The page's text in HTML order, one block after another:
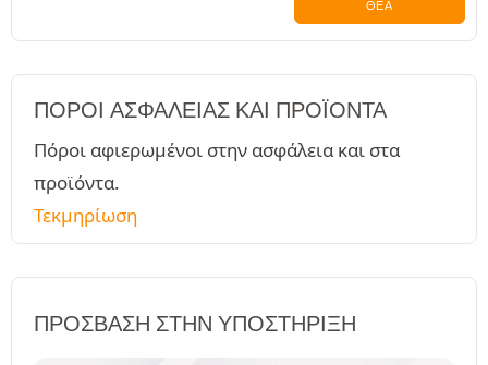
ΘΈΑ
ΠΌΡΟΙ ΑΣΦΑΛΕΊΑΣ ΚΑΙ ΠΡΟΪΌΝΤΑ
Πόροι αφιερωμένοι στην ασφάλεια και στα
προϊόντα.
Τεκμηρίωση
ΠΡΌΣΒΑΣΗ ΣΤΗΝ ΥΠΟΣΤΉΡΙΞΗ